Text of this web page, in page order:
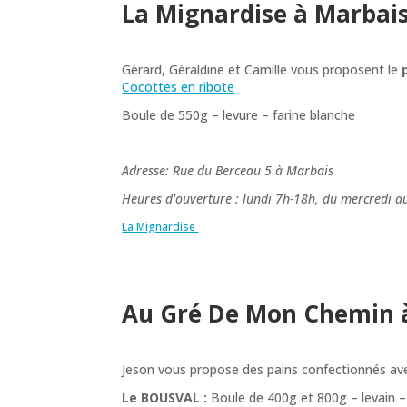
La Mignardise à
Gérard, Géraldine et Camille vous proposent le
Cocottes en ribote
Boule de 550g – levure – farine blanche
Adresse: Rue du Berceau 5 à Marbais
Heures d’ouverture : lundi 7h-18h, du mercredi
La Mignardise
Au Gré De Mon Chemin
Jeson vous propose des pains confectionnés
Le BOUSVAL : Boule de 400g et 800g – levain